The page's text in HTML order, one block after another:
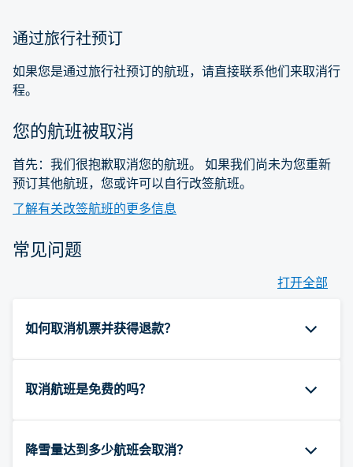
通过旅行社预订
如果您是通过旅行社预订的航班，请直接联系他们来取消行
程。
您的航班被取消
首先：我们很抱歉取消您的航班。 如果我们尚未为您重新
预订其他航班，您或许可以自行改签航班。
了解有关改签航班的更多信息
常见问题
打开全部
如何取消机票并获得退款？
取消航班是免费的吗？
降雪量达到多少航班会取消？